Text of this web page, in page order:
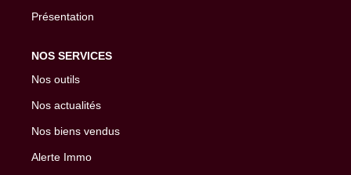
Présentation
NOS SERVICES
Nos outils
Nos actualités
Nos biens vendus
Alerte Immo